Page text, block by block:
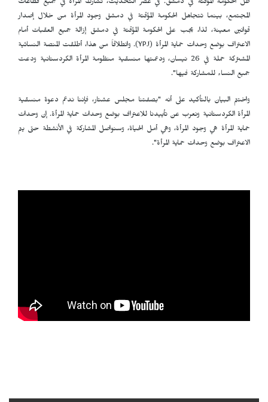
ظل الحكومة المؤقتة في دمشق. في عصر التحديث، تُشارك المرأة في جميع قطاعات
المجتمع، بينما تتجاهل الحكومة المؤقتة في دمشق وجود المرأة من خلال إصدار
قوانين معينة، لذا، يجب على الحكومة المؤقتة في دمشق إزالة جميع العقبات أمام
الاعتراف بوضع وحدات حماية المرأة (YPJ). وانطلاقاً من هذا، أطلقت المنصة النسائية
المشتركة حملة في 26 نيسان، ودعمتها منسقية منظومة المرأة الكردستانية ودعت
جميع النساء للمشاركة فيها".
واختتم البيان بالتأكيد على أنه "بصفتنا مجلس عشتار، فإننا ندعم دعوة منسقية
المرأة الكردستانية ونعرب عن تأييدنا للاعتراف بوضع وحدات حماية المرأة. إن وحدات
حماية المرأة هي وجود المرأة، وهي أمل الحياة، وسنواصل المشاركة في الأنشطة حتى يتم
الاعتراف بوضع وحدات حماية المرأة".